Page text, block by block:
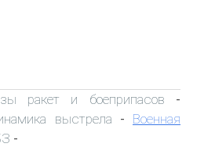
ракет и боеприпасов -
выстрела - Военная
-